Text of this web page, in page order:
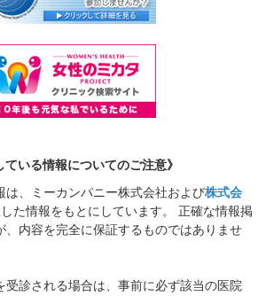
ている情報についてのご注意》
は、ミーカンパニー株式会社および株式会
た情報をもとにしています。 正確な情報掲
、内容を完全に保証するものではありませ
受診される場合は、事前に必ず該当の医院